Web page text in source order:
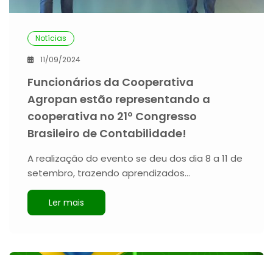
Notícias
11/09/2024
Funcionários da Cooperativa
Agropan estão representando a
cooperativa no 21º Congresso
Brasileiro de Contabilidade!
A realização do evento se deu dos dia 8 a 11 de
setembro, trazendo aprendizados…
Ler mais